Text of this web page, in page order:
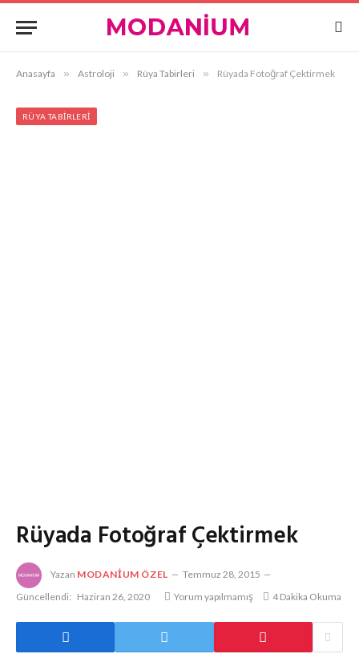
Anasayfa » Astroloji » Rüya Tabirleri » Rüyada Fotoğraf Çektirmek
RÜYA TABIRLERI
Rüyada Fotoğraf Çektirmek
Yazan MODANIUM ÖZEL
Temmuz 28, 2015
Güncellendi: Haziran 26, 2020 Yorum yapılmamış 4 Dakika Okuma